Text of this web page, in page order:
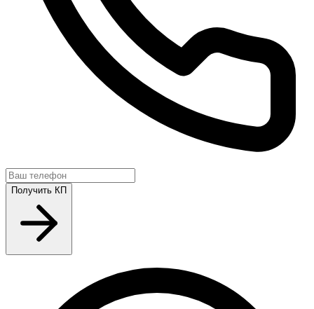
Получить КП